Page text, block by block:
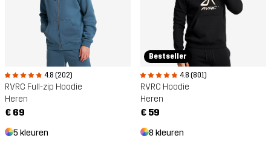
4.8 (202)
RVRC Full-zip Hoodie
Heren
€ 69
5 kleuren
Bestseller
4.8 (801)
RVRC Hoodie
Heren
€ 59
8 kleuren